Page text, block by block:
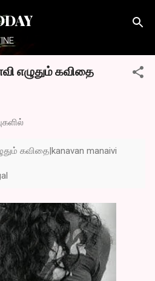
main content
எழுதும் கவிதை
கவிதை|kanavan manaivi